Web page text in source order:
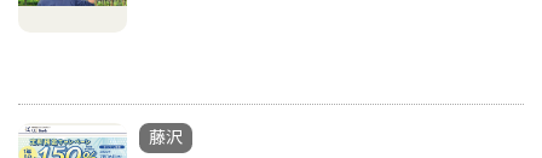
藤沢